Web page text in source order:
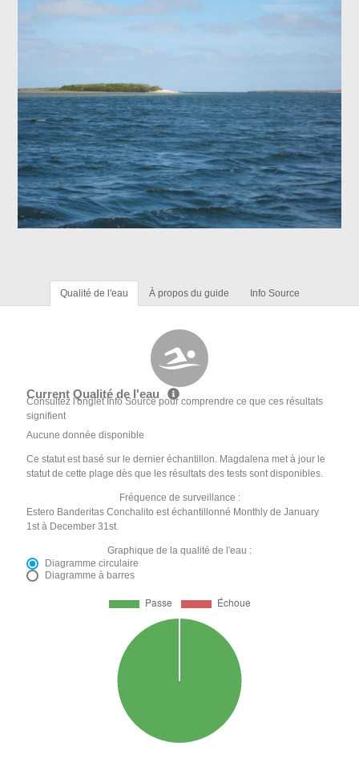
Qualité de l'eau À propos du guide Info Source
Current Qualité de l'eau
Consultez l'onglet Info Source pour comprendre ce que ces résultats
signifient
Aucune donnée disponible
Ce statut est basé sur le dernier échantillon. Magdalena met à jour le
statut de cette plage dès que les résultats des tests sont disponibles.
Fréquence de surveillance :
Estero Banderitas Conchalito est échantillonné Monthly de January
1st à December 31st.
Graphique de la qualité de l'eau :
Diagramme circulaire
Diagramme à barres